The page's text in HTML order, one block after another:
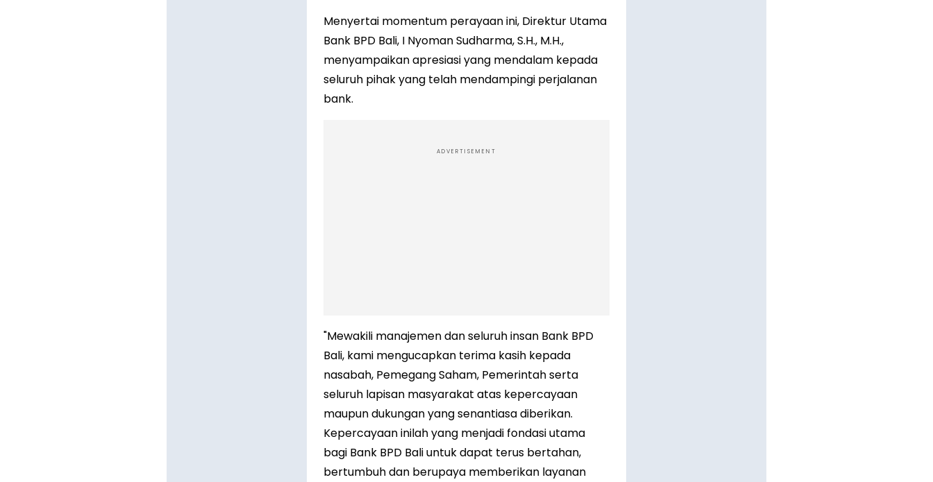
Menyertai momentum perayaan ini, Direktur Utama
Bank BPD Bali, I Nyoman Sudharma, S.H., M.H.,
menyampaikan apresiasi yang mendalam kepada
seluruh pihak yang telah mendampingi perjalanan
bank.
ADVERTISEMENT
"Mewakili manajemen dan seluruh insan Bank BPD
Bali, kami mengucapkan terima kasih kepada
nasabah, Pemegang Saham, Pemerintah serta
seluruh lapisan masyarakat atas kepercayaan
maupun dukungan yang senantiasa diberikan.
Kepercayaan inilah yang menjadi fondasi utama
bagi Bank BPD Bali untuk dapat terus bertahan,
bertumbuh dan berupaya memberikan layanan